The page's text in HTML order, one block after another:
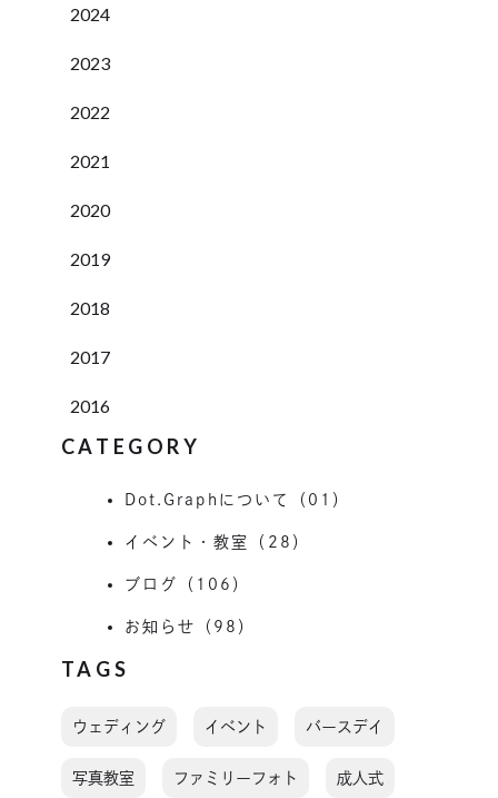
2024
2023
2022
2021
2020
2019
2018
2017
2016
CATEGORY
Dot.Graphについて（01）
イベント・教室（28）
ブログ（106）
お知らせ（98）
TAGS
ウェディング イベント バースデイ
写真教室 ファミリーフォト 成人式